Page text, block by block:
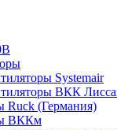
Systemair
ВКК
Ruck (Германия)
ВККм